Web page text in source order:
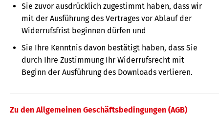
Sie zuvor ausdrücklich zugestimmt haben, dass wir
mit der Ausführung des Vertrages vor Ablauf der
Widerrufsfrist beginnen dürfen und
Sie Ihre Kenntnis davon bestätigt haben, dass Sie
durch Ihre Zustimmung Ihr Widerrufsrecht mit
Beginn der Ausführung des Downloads verlieren.
Zu den Allgemeinen Geschäftsbedingungen (AGB)